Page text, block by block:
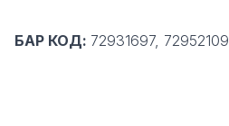
БАР КОД: 72931697, 72952109